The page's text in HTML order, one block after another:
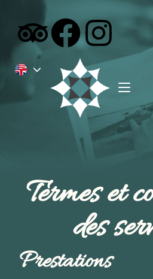
Termes et
des
Prestations